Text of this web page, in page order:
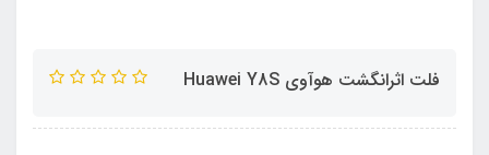
فلت اثرانگشت هوآوی Huawei Y8S